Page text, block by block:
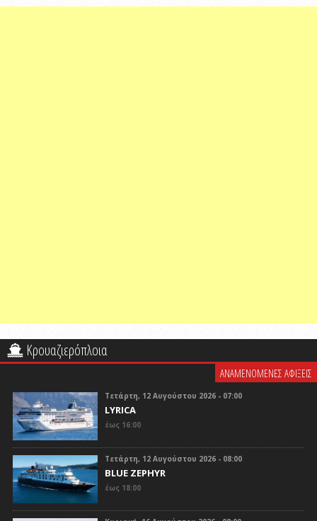
Κρουαζιερόπλοια
ΑΝΑΜΕΝΟΜΕΝΕΣ ΑΦΙΞΕΙΣ
Τετάρτη, 12 Αυγούστου 2026 - 07:00
LYRICA
έως 16:00
Τετάρτη, 12 Αυγούστου 2026 - 08:00
BLUE ZEPHYR
έως 18:00